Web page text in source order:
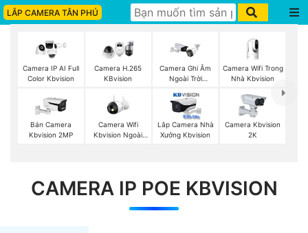
LẮP CAMERA TÂN PHÚ
Camera IP AI Full
Color Kbvision
Camera H.265
KBvision
Camera Ghi Âm
Ngoài Trời
Camera Wifi Trong
Nhà Kbvision
Bán Camera
Kbvision 2MP
Camera Wifi
Kbvision Ngoài
Lắp Camera Nhà
Xưởng Kbvision
Camera Kbvision
2K
CAMERA IP POE KBVISION